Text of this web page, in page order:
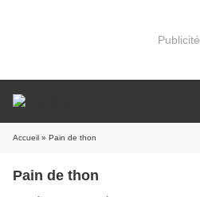
Publicité
Accueil » Pain de thon
Pain de thon